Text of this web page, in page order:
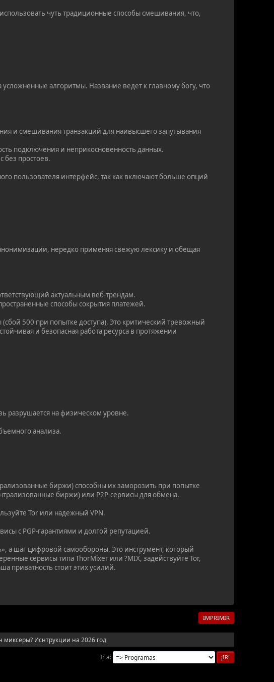
чуть традиционные способы смешивания, что,
усложненные алгоритмы. Название ведет к главному богу, что
и смешивания транзакций для наивысшего запутывания
подключения и неприкосновенность данных.
без простоев.
пользователя интерфейс, так как включают больше опций
нередко применяя свежую лексику и обещая
актуальным веб-трендам.
способы сокрытия платежей.
500 при попытке доступа). Это критический тревожный
и безопасная работа ресурса в протяжении
разрушается на физическом уровне.
анализа.
биржи) способны их заморозить при попытке
биржи) или P2P-сервисы для обмена.
Tor или надежный VPN.
с PGP-гарантиями и долгой репутацией.
а шаг цифровой самообороны. Это инструмент, который
сервисы типа ThorMixer или ?MIX, задействуйте Tor,
приватность стоит этих усилий.
IMPRIMIR
Иснтрукции на 2026 год
Ir a